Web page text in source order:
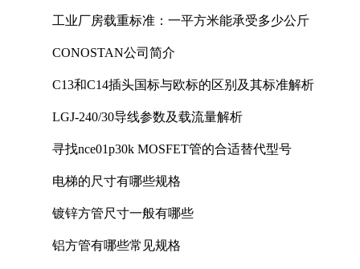
工业厂房载重标准：一平方米能承受多少公斤
CONOSTAN公司简介
C13和C14插头国标与欧标的区别及其标准解析
LGJ-240/30导线参数及载流量解析
寻找nce01p30k MOSFET管的合适替代型号
电梯的尺寸有哪些规格
镀锌方管尺寸一般有哪些
铝方管有哪些常见规格